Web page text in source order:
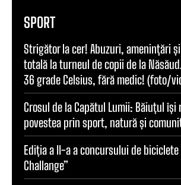
SPORT
Strigător la cer! Abuzuri, amenințări
totală la turneul de copii de la
36 grade Celsius, fără medic! (foto/
Crosul de la Capătul Lumii: Băiuțul își
povestea prin sport, natură și
Ediția a II-a a concursului de biciclete
Challange”